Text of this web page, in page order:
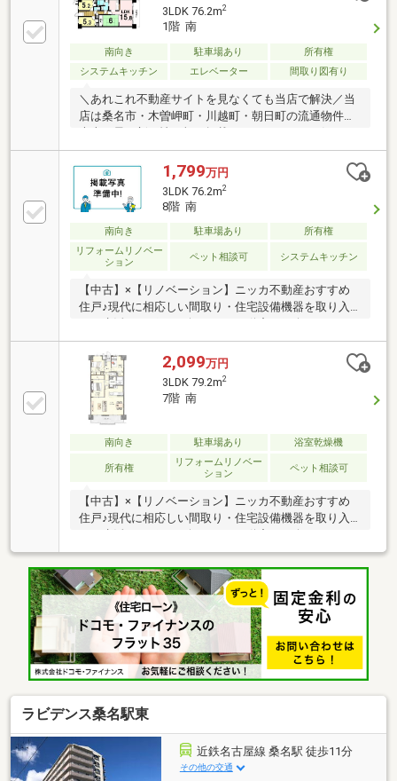
3LDK 76.2m2
1階 南
南向き 駐車場あり
所有権
システムキッチン
エレベーター 間取り図有り
＼あれこれ不動産サイトを見なくても当店で解決／当
店は桑名市・木曽岬町・川越町・朝日町の流通物件の
る物件もご相談ください。◆修徳小学校／光風中学校
◆Kバス「修徳小学校北」停まで徒歩約7分◆全居室収
納完備◆南向きバルコニー◆カウンターキッチン※写
真をクリックすると、詳細をご覧いただけます。＝＝
客様のご都合に合わせてご案内します。お気軽にお問
い合わせください。＝＝＝＝＝＝＝＝＝＝＝＝＝＝＝
＝＝＝＝＝＝＝＝＝＝
1,799万円
3LDK 76.2m2
8階 南
南向き 駐車場あり
所有権
リフォームリノベー
ション
ペット相談可 システムキッチン
【中古】×【リノベーション】ニッカ不動産おすすめ
住戸♪現代に相応しい間取り・住宅設備機器を取り入
ベーションまで一貫サポートのニッカ不動産にお任せ
下さい！＼＼家具や家電、住宅ローンに組込めます／
／▼お電話でのご予約、ご質問・お問合せはこちらま
で▼TEL：0120-18-7549【通話無料】ニッカ不動産
へ！～空家につき即日のご案内も可能！～お気兼ねな
くお問合せくださいませ。住宅ローンやリフォームの
ご相談も承ります！
2,099万円
3LDK 79.2m2
7階 南
南向き 駐車場あり 浴室乾燥機
所有権
リフォームリノベー
ション
ペット相談可
【中古】×【リノベーション】ニッカ不動産おすすめ
住戸♪現代に相応しい間取り・住宅設備機器を取り入
ベーションまで一貫サポートのニッカ不動産にお任せ
下さい！＼＼家具や家電、住宅ローンに組込めます／
／▼お電話でのご予約、ご質問・お問合せはこちらま
で▼TEL：0120-18-7549【通話無料】ニッカ不動産
へ！～空家につき即日のご案内も可能！～お気兼ねな
くお問合せくださいませ。住宅ローンやリフォームの
ご相談も承ります！
ラビデンス桑名駅東
近鉄名古屋線 桑名駅 徒歩11分
その他の交通